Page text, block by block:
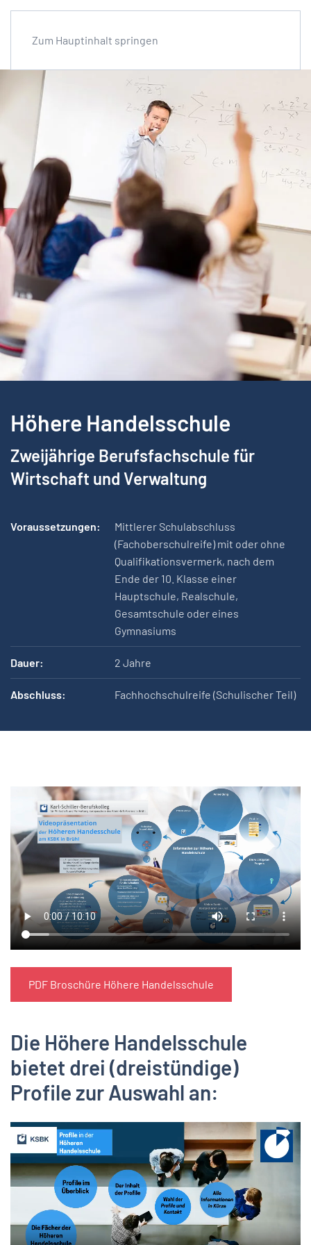
Zum Hauptinhalt springen
Höhere Handelsschule
Zweijährige Berufsfachschule für
Wirtschaft und Verwaltung
Voraussetzungen:
Mittlerer Schulabschluss
(Fachoberschulreife) mit oder ohne
Qualifikationsvermerk, nach dem
Ende der 10. Klasse einer
Hauptschule, Realschule,
Gesamtschule oder eines
Gymnasiums
Dauer: 2 Jahre
Abschluss: Fachhochschulreife (Schulischer Teil)
PDF Broschüre Höhere Handelsschule
Die Höhere Handelsschule
bietet drei (dreistündige)
Profile zur Auswahl an: